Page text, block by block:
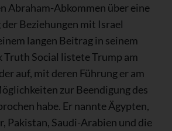
Abraham-Abkommen über eine
Beziehungen mit Israel
langen Beitrag in seinem
Social listete Trump am
auf, mit deren Führung er am
zur Beendigung des
habe. Er nannte Ägypten,
Pakistan, Saudi-Arabien und die